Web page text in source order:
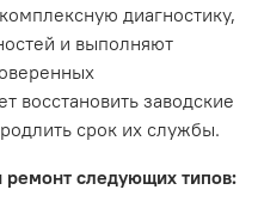
на следующие случаи:
который
свечи зажигания
диагностику,
и выполняют
восстановить заводские
срок их службы.
следующих типов: